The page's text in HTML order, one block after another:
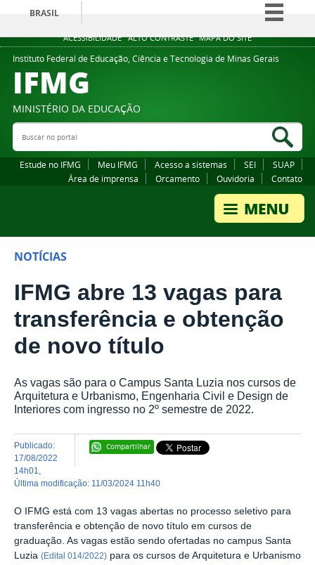
ACESSIBILIDADE ALTO CONTRASTE MAPA DO SITE
BRASIL
Simplifique!
Comunica BR
Legislação
Instituto Federal de Educação, Ciência e Tecnologia de Minas Gerais
IFMG
MINISTÉRIO DA EDUCAÇÃO
Buscar no portal
Estude no IFMG Meu IFMG Acesso a sistemas SEI
SUAP
Área de imprensa
Orcamento Ouvidoria Contato
NOTÍCIAS
IFMG abre 13 vagas para
transferência e obtenção
de novo título
As vagas são para o Campus Santa Luzia nos cursos de
Arquitetura e Urbanismo, Engenharia Civil e Design de
Interiores com ingresso no 2º semestre de 2022.
Compartilhar
publicado:
17/08/2022
14h01
última modificação: 11/03/2024 11h40
O IFMG está com 13 vagas abertas no processo seletivo para
transferência e obtenção de novo título em cursos de
graduação. As vagas estão sendo ofertadas no campus Santa
Luzia (Edital 014/2022) para os cursos de Arquitetura e Urbanismo